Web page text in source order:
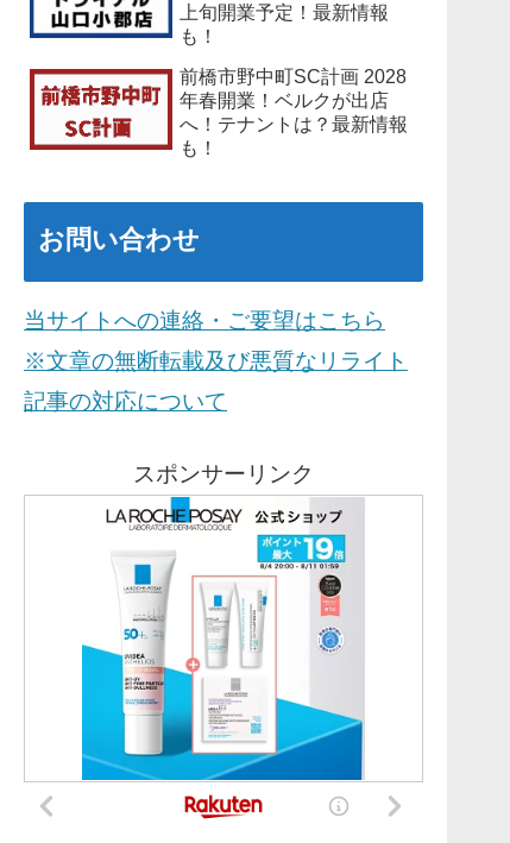
上旬開業予定！最新情報
も！
前橋市野中町SC計画 2028
年春開業！ベルクが出店
へ！テナントは？最新情報
も！
お問い合わせ
当サイトへの連絡・ご要望はこちら
※文章の無断転載及び悪質なリライト
記事の対応について
スポンサーリンク